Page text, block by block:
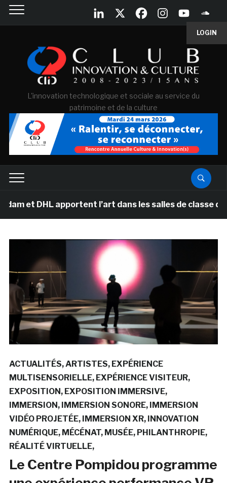
LOGIN
L'innovation technologique et sociale au service du
patrimoine et de la culture
apportent l’art dans les salles de classe des
ACTUALITÉS ARTISTES EXPÉRIENCE
MULTISENSORIELLE EXPÉRIENCE VISITEUR
EXPOSITION EXPOSITION IMMERSIVE
IMMERSION IMMERSION SONORE IMMERSION
VIDÉO PROJETÉE IMMERSION XR INNOVATION
NUMÉRIQUE MÉCÉNAT MUSÉE PHILANTHROPIE
RÉALITÉ VIRTUELLE
Le Centre Pompidou programme